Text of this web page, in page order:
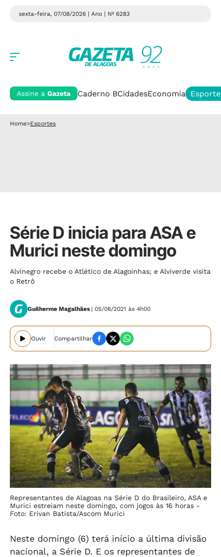
sexta-feira, 07/08/2026 | Ano | Nº 6283
Assine a Gazeta Caderno BCidadesEconomia
Home>Esportes
Série D inicia para ASA e
Murici neste domingo
Alvinegro recebe o Atlético de Alagoinhas; e Alviverde visita
o Retrô
Guilherme Magalhães | 05/06/2021 às 4h00
Ouvir Compartilhar
Representantes de Alagoas na Série D do Brasileiro, ASA e
Murici estreiam neste domingo, com jogos às 16 horas -
Foto: Erivan Batista/Ascom Murici
Neste domingo (6) terá início a última divisão
nacional, a Série D. E os representantes de